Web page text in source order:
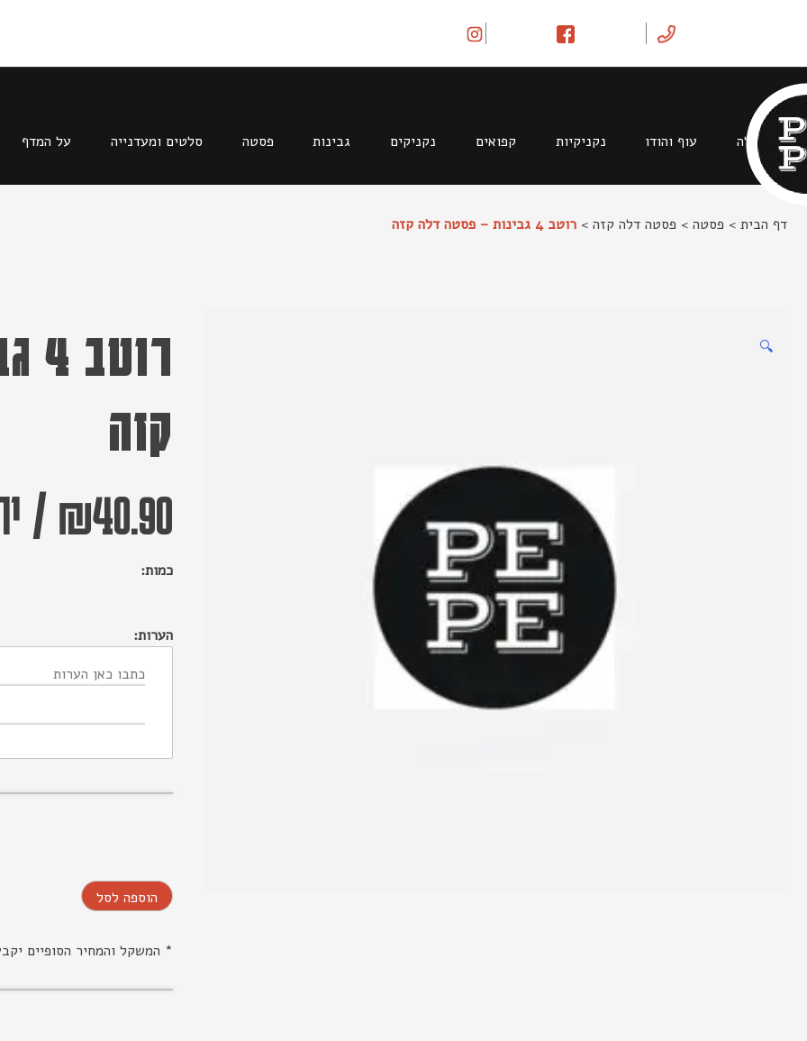
בקר וטלה עוף והודו נקניקיות קפואים נקניקים גבינות פסטה סלטים ומעדנייה על המדף
דף הבית > פסטה > פסטה דלה קזה > רוטב 4 גבינות – פסטה דלה קזה
🔍
קזה
₪40.90
/
כמות:
הערות:
הוספה לסל
* המשקל והמחיר הסופיים